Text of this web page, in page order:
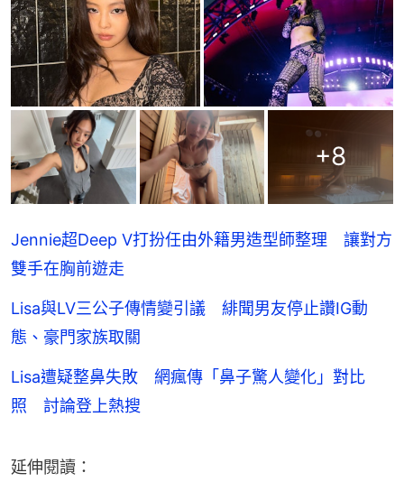
+8
Jennie超Deep V打扮任由外籍男造型師整理 讓對方
雙手在胸前遊走
Lisa與LV三公子傳情變引議 緋聞男友停止讚IG動
態、豪門家族取關
Lisa遭疑整鼻失敗 網瘋傳「鼻子驚人變化」對比
照 討論登上熱搜
延伸閱讀：